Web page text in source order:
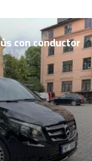
con conductor